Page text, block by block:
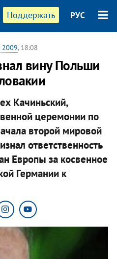
Поддержать РУС
2009, 18:08
вину Польши
Качиньский,
церемонии по
второй мировой
ответственность
Европы за косвенное
Германии к